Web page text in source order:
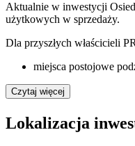
Aktualnie w inwestycji
użytkowych w sprzedaży.
Dla przyszłych właścicieli
miejsca postojowe
Czytaj więcej
Lokalizacja